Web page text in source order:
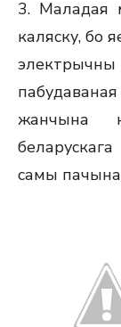
3. Маладая
каляску, бо
электрычны
жанчына
самы